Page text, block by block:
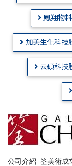
鳳翔物
加美生化科技
云碩科技
公司介紹 筌美術成